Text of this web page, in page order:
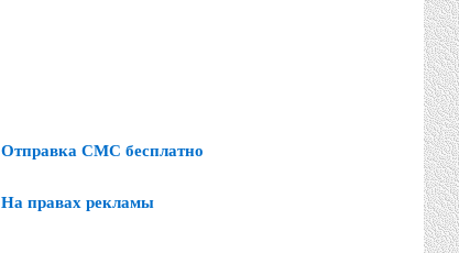
Отправка СМС бесплатно
На правах рекламы